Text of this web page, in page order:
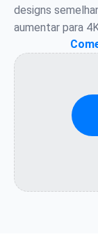
designs
aumentar para